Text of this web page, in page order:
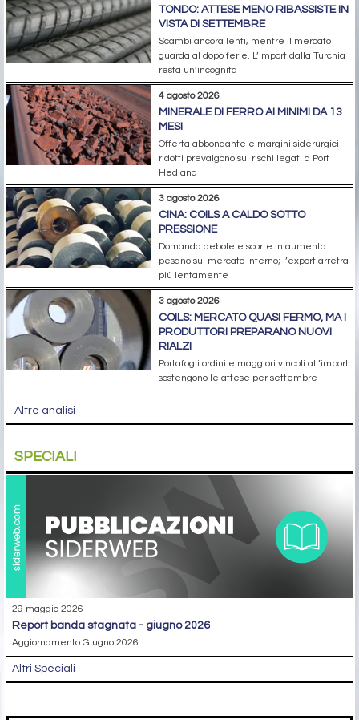
TONDO: ATTESE MENO RIBASSISTE IN
VISTA DI SETTEMBRE
Scambi ancora lenti, mentre il mercato
guarda al dopo ferie. L’import dalla Turchia
resta un’incognita
4 agosto 2026
MINERALE DI FERRO AI MINIMI DA 13
MESI
Offerta abbondante e margini siderurgici
ridotti prevalgono sui rischi legati a Port
Hedland
3 agosto 2026
CINA: COILS A CALDO SOTTO
PRESSIONE
Domanda debole e scorte in aumento
pesano sul mercato interno; l’export arretra
più lentamente
3 agosto 2026
COILS: MERCATO QUASI FERMO, MA I
PRODUTTORI PREPARANO NUOVI
RIALZI
Portafogli ordini e maggiori vincoli all’import
sostengono le attese per settembre
Altre analisi
SPECIALI
29 maggio 2026
report banda stagnata - giugno 2026
Aggiornamento Giugno 2026
Altri Speciali